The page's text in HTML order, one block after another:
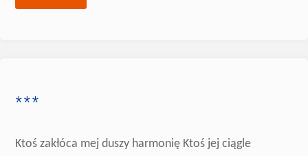
***
Ktoś zakłóca mej duszy harmonię Ktoś jej ciągle